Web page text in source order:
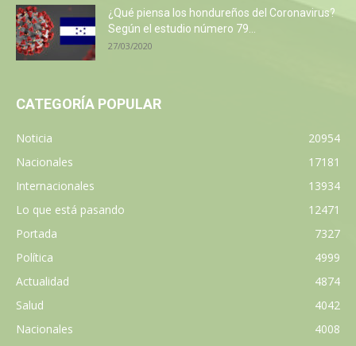
¿Qué piensa los hondureños del Coronavirus?
Según el estudio número 79...
27/03/2020
CATEGORÍA POPULAR
Noticia
20954
Nacionales
17181
Internacionales
13934
Lo que está pasando
12471
Portada
7327
Política
4999
Actualidad
4874
Salud
4042
Nacionales
4008